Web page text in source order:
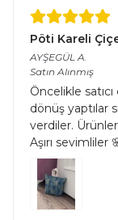
Pöti Kareli
AYŞEGÜL A.
Satın Alınmış
Öncelikle
dönüş yaptılar
verdiler.
Aşırı sevimliler